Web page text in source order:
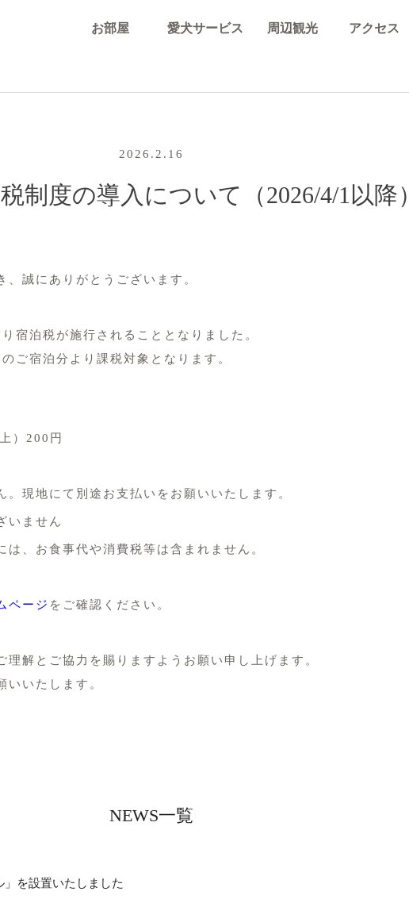
お部屋 愛犬サービス 周辺観光 アクセス
2026.2.16
制度の導入について（2026/4/1以降）
誠にありがとうございます。
宿泊税が施行されることとなりました。
ご宿泊分より課税対象となります。
）200円
現地にて別途お支払いをお願いいたします。
いません
、お食事代や消費税等は含まれません。
ページ をご確認ください。
解とご協力を賜りますようお願い申し上げます。
いいたします。
NEWS一覧
」を設置いたしました